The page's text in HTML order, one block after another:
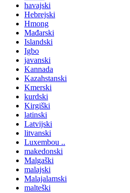
havajski
Hebrejski
Hmong
Mađarski
Islandski
Igbo
javanski
Kannada
Kazahstanski
Kmerski
kurdski
Kirgiški
latinski
Latvijski
litvanski
Luxembou ..
makedonski
Malgaški
malajski
Malajalamski
malteški